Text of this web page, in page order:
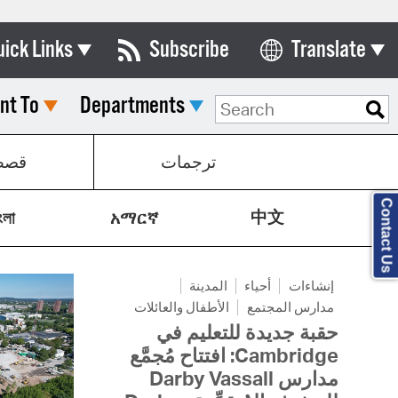
Links
& Commissions
Directory
City Council
List
& Documents
Code
Meeting Portal
Subscribe Translate
Select Language
To Departments
ترجمات
አማርኛ 中文
إنشاءات أحياء
المدينة
مدارس المجتمع
الأطفال والعائلات
حقبة جديدة للتعليم في
Cambridge: افتتاح مُجمَّع
مدارس Darby Vassall
Contact Us